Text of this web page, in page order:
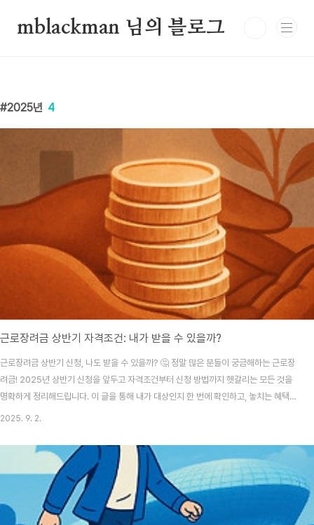
mblackman 님의 블로그
2025년 4
근로장려금 상반기 자격조건: 내가 받을 수 있을까?
근로장려금 상반기 신청, 나도 받을 수 있을까? 🤔 정말 많은 분들이 궁금해하는 근로장
려금! 2025년 상반기 신청을 앞두고 자격조건부터 신청 방법까지 헷갈리는 모든 것을
명확하게 정리해드립니다. 이 글을 통해 내가 대상인지 한 번에 확인하고, 놓치는 혜택
없이 꼭 받아가세요! 안녕하세요! 여러분, 혹시 통장에 월급은 스쳐 지나가고 남는 게 없
리가 멀다고 생각하는 분들이 많으실 것 같아요. 솔직히 저도 그랬거든요. 그런데 매년
근로장려금 제도가 있다는 사실 알고 계셨나요? 정부가 저소득 근로자 가구의 실질 소득
을 지원하는 아주 착한 제도인데요, 복잡해 보이는 자격 조건 때문에 '나랑은 상관없는
얘기겠지' 하고 포기하..
2025. 9. 2.